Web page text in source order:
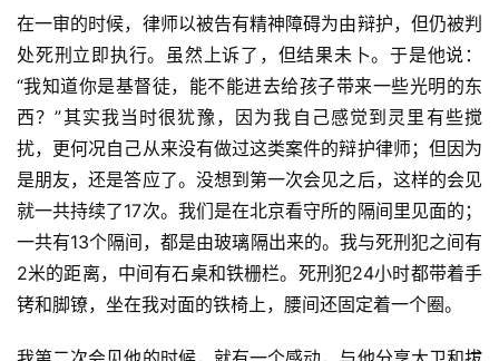
在一审的时候，律师以被告有精神障碍为由辩护，但仍被判
处死刑立即执行。虽然上诉了，但结果未卜。于是他说：
“我知道你是基督徒，能不能进去给孩子带来一些光明的东
西？”其实我当时很犹豫，因为我自己感觉到灵里有些搅
扰，更何况自己从来没有做过这类案件的辩护律师；但因为
是朋友，还是答应了。没想到第一次会见之后，这样的会见
就一共持续了17次。我们是在北京看守所的隔间里见面的；
一共有13个隔间，都是由玻璃隔出来的。我与死刑犯之间有
2米的距离，中间有石桌和铁栅栏。死刑犯24小时都带着手
铐和脚镣，坐在我对面的铁椅上，腰间还固定着一个圈。